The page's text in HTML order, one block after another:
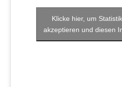
Klicke hier, um
akzeptieren und diesen